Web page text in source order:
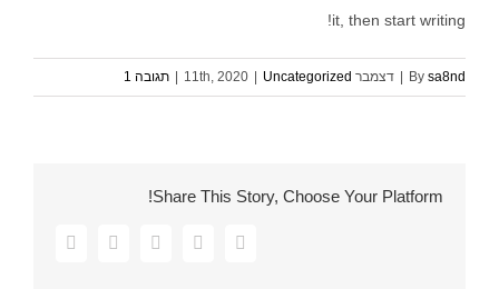
it, then start writing!
By sa8nd דצמבר 11th, 2020 Uncategorized תגובה 1
Share This Story, Choose Your Platform!
Facebook
Twitter
Pinterest